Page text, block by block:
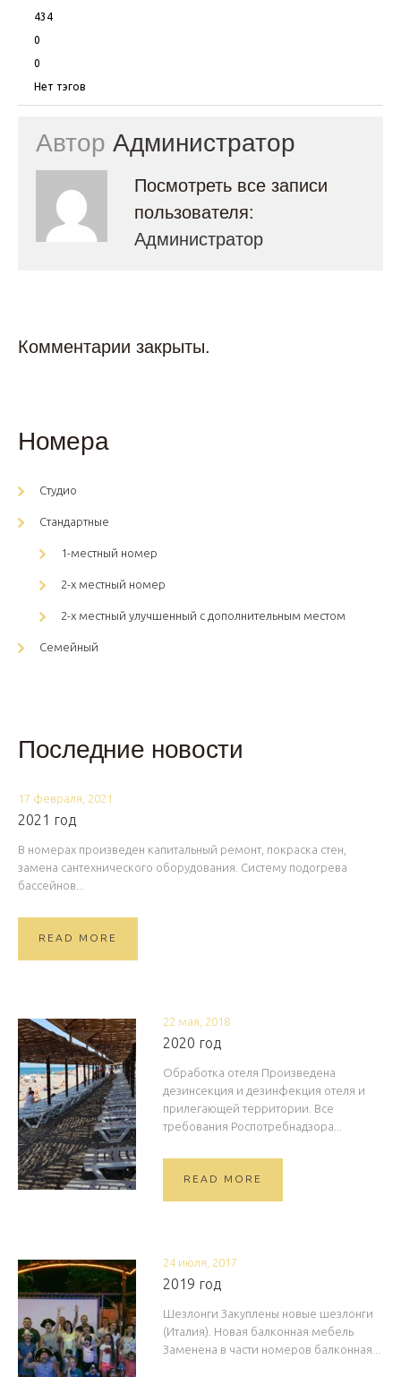
434
0
0
Нет тэгов
Автор Администратор
Посмотреть все записи
пользователя:
Администратор
Комментарии закрыты.
Номера
Студио
Стандартные
1-местный номер
2-х местный номер
2-х местный улучшенный с дополнительным местом
Семейный
Последние новости
17 февраля, 2021
2021 год
В номерах произведен капитальный ремонт, покраска стен,
замена сантехнического оборудования. Систему подогрева
бассейнов...
READ MORE
22 мая, 2018
2020 год
Обработка отеля Произведена
дезинсекция и дезинфекция отеля и
прилегающей территории. Все
требования Роспотребнадзора...
READ MORE
24 июля, 2017
2019 год
Шезлонги Закуплены новые шезлонги
(Италия). Новая балконная мебель
Заменена в части номеров балконная...